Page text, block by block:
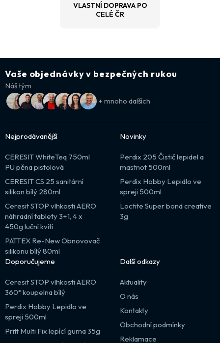
VLASTNÍ DOPRAVA PO
CELÉ ČR
Vaše objednávky v bezpečných rukou
Náš tým
+ mnoho dalších
Nejprodávanější
CERESIT WhiteTeq 750ml
PU pěna pistolová
CERESIT CS 25 sanitární
silikon bílý 280ml
Ceresit STOP vlhkosti AERO
náhradní tablety 3+1, 4 x
450g luční kvítí
PATTEX Re-New Obnovovač
silikonu bílý 80ml
Novinky
Perdix 205 Čistič lepidel a
mastnot 500ml
Perdix Hobby Lepidlo ve
spreji 500ml
Loctite Super bond creative
3g
Doporučujeme
Ceresit STOP vlhkosti AERO
360° koupelna bílý
Perdix Hobby Lepidlo ve
spreji 500ml
Pritt Multi Fix lepící guma 35g
Další odkazy
Aktuality
O nás
Kontakty
Obchodní podmínky
Reklamace